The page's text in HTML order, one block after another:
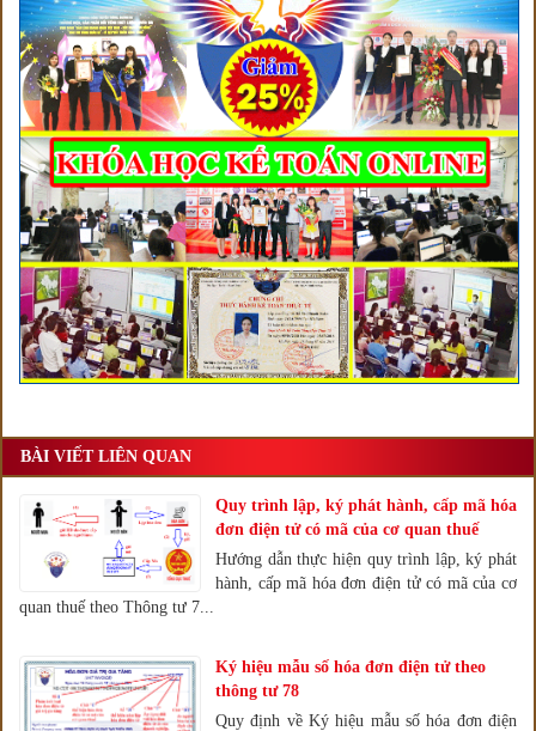
BÀI VIẾT LIÊN QUAN
Quy trình lập, ký phát hành, cấp mã hóa
đơn điện tử có mã của cơ quan thuế
Hướng dẫn thực hiện quy trình lập, ký phát
hành, cấp mã hóa đơn điện tử có mã của cơ
quan thuế theo Thông tư 7...
Ký hiệu mẫu số hóa đơn điện tử theo
thông tư 78
Quy định về Ký hiệu mẫu số hóa đơn điện